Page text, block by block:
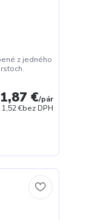
z jedného
1,87 €/pár
1,52 €bez DPH